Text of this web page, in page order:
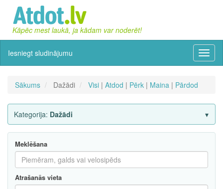
Kāpēc mest laukā, ja kādam var noderēt!
Iesniegt sludinājumu
Sākums Dažādi Visi | Atdod | Pērk | Maina | Pārdod
Kategorija: Dažādi
Meklēšana
Atrašanās vieta